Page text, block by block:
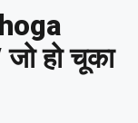
हो चूका